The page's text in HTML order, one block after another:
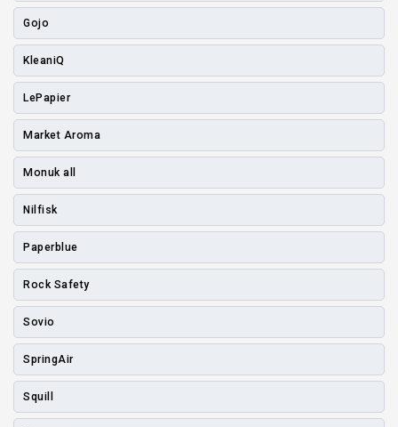
Gojo
KleaniQ
LePapier
Market Aroma
Monuk all
Nilfisk
Paperblue
Rock Safety
Sovio
SpringAir
Squill